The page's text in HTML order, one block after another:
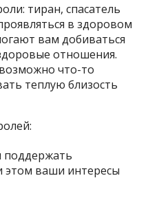
тиран, спасатель
в здоровом
вам добиваться
отношения.
что-то
теплую близость
поддержать
этом ваши интересы